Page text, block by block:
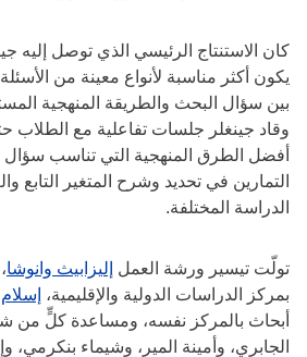
كان الاستنتاج الرئيسي الذي توصل إليه
يكون أكثر مناسبة لأنواع معينة من
بين سؤال البحث والطريقة المنهجية
وقاد جينغلر جلسات تفاعلية مع الطلاب
أفضل الطرق المنهجية التي تناسب
التمارين في تحديد وشرح المتغير التابع
الدراسة المختلفة.
تولّت تيسير ورشة العمل​​​​​ إليزابيث وانوشا
بمركز الدراسات الدولية والإقليمية،​​​
أبحاث بالمركز نفسه، ومساعدة كلٍّ من
الجابري، وأمينة المير، وشيماء بنكرمي،